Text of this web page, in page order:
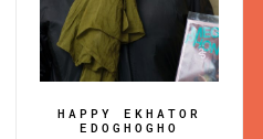
HAPPY EKHATOR
EDOGHOGHO